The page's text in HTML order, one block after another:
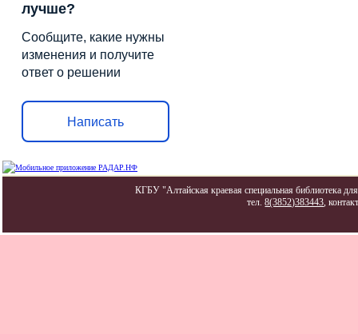
лучше?
Сообщите, какие нужны
изменения и получите
ответ о решении
Написать
КГБУ "Алтайская краевая специальная библиотека
тел.8(3852)383443,